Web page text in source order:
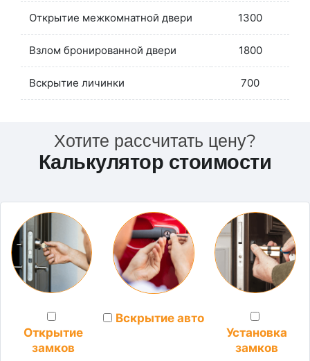
Открытие межкомнатной двери 1300
Взлом бронированной двери 1800
Вскрытие личинки 700
Хотите рассчитать цену?
Калькулятор стоимости
Открытие
замков
Вскрытие авто
Установка
замков